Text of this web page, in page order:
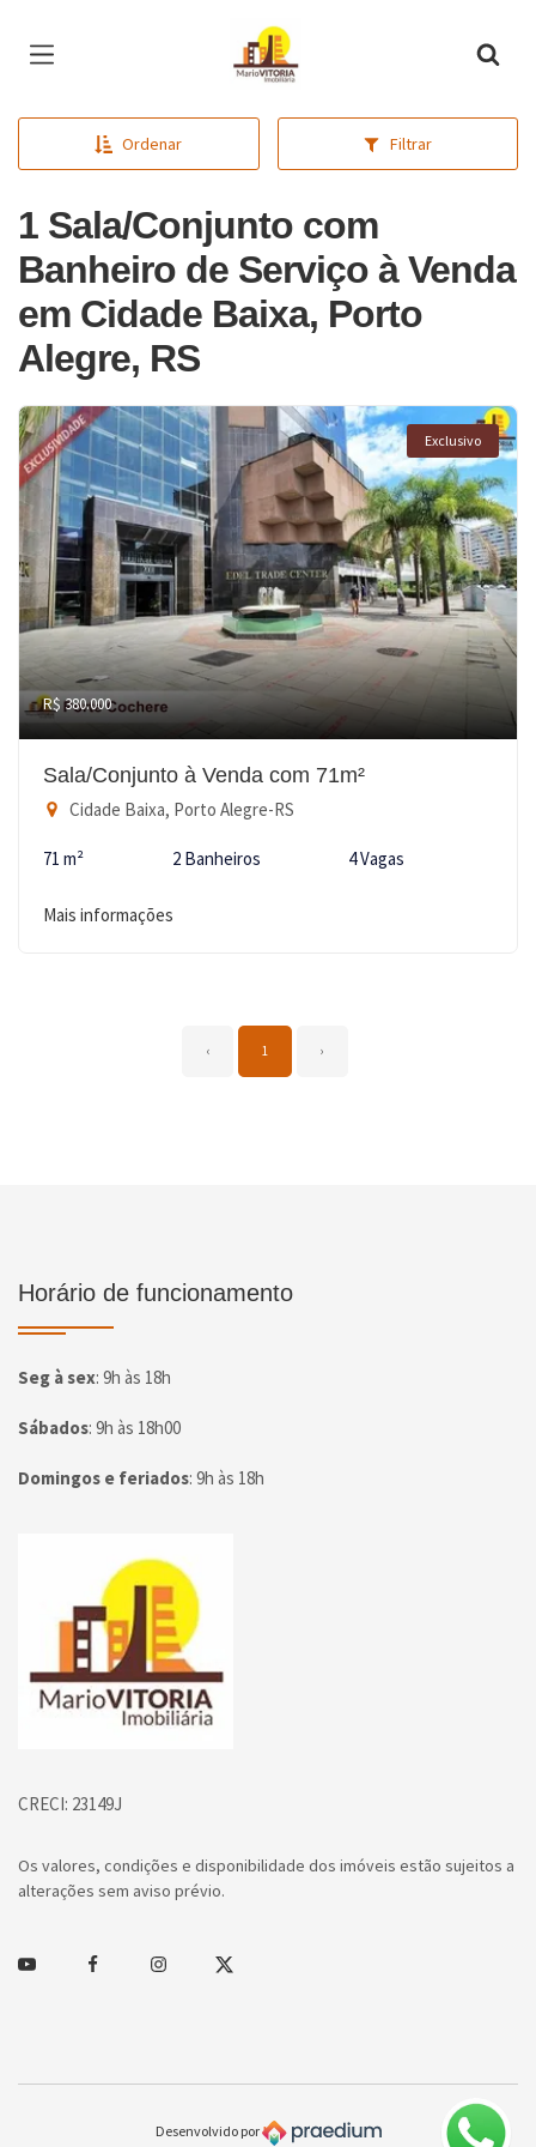
Página inicial
Ordenar Filtrar
1 Sala/Conjunto com
Banheiro de Serviço à Venda
em Cidade Baixa, Porto
Alegre, RS
Exclusivo
R$ 380.000
Sala/Conjunto à Venda com 71m²
Cidade Baixa, Porto Alegre-RS
71 m² 2 Banheiros 4 Vagas
Mais informações
‹ 1 ›
Horário de funcionamento
Seg à sex: 9h às 18h
Sábados: 9h às 18h00
Domingos e feriados: 9h às 18h
Página inicial
CRECI: 23149J
Os valores, condições e disponibilidade dos imóveis estão sujeitos a
alterações sem aviso prévio.
Youtube FacebookInstagramTwitter
Desenvolvido por